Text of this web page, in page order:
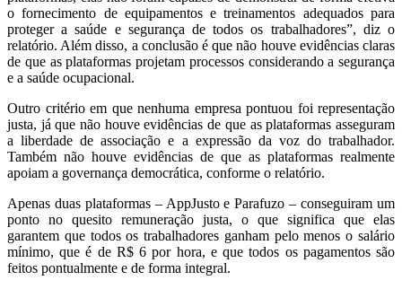
o fornecimento de equipamentos e treinamentos adequados para
proteger a saúde e segurança de todos os trabalhadores”, diz o
relatório. Além disso, a conclusão é que não houve evidências claras
de que as plataformas projetam processos considerando a segurança
e a saúde ocupacional.
Outro critério em que nenhuma empresa pontuou foi representação
justa, já que não houve evidências de que as plataformas asseguram
a liberdade de associação e a expressão da voz do trabalhador.
Também não houve evidências de que as plataformas realmente
apoiam a governança democrática, conforme o relatório.
Apenas duas plataformas – AppJusto e Parafuzo – conseguiram um
ponto no quesito remuneração justa, o que significa que elas
garantem que todos os trabalhadores ganham pelo menos o salário
mínimo, que é de R$ 6 por hora, e que todos os pagamentos são
feitos pontualmente e de forma integral.